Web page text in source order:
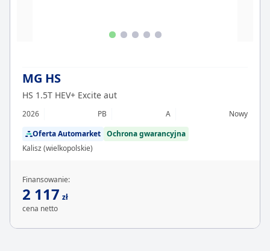
MG HS
HS 1.5T HEV+ Excite aut
2026 PB A
Nowy
Oferta Automarket Ochrona gwarancyjna
Kalisz (wielkopolskie)
Finansowanie:
2 117 zł
cena netto